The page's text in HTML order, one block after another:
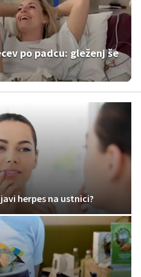
po padcu: gleženj še
herpes na ustnici?